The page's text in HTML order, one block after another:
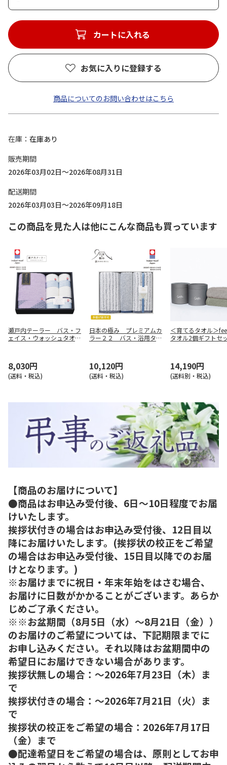
カートに入れる
お気に入りに登録する
商品についてのお問い合わせはこちら
在庫
在庫あり
販売期間
2026年03月02日～2026年08月31日
配送期間
2026年03月03日～2026年09月18日
この商品を見た人は他にこんな商品も買っています
瀬戸内テーラー バス・フ
ェイス・ウォッシュタオル
8,030円
(送料・税込)
日本の極み プレミアムカ
ラー２２ バス・浴用タオ
10,120円
(送料・税込)
＜育てるタオル＞
タオル2個ギフトセ
14,190円
(送料別・税込)
【商品のお届けについて】
●商品はお申込み受付後、6日～10日程度でお届
けいたします。
挨拶状付きの場合はお申込み受付後、12日目以
降にお届けいたします。(挨拶状の校正をご希望
の場合はお申込み受付後、15日目以降でのお届
けとなります。)
※お届けまでに祝日・年末年始をはさむ場合、
お届けに日数がかかることがございます。あらか
じめご了承ください。
※※お盆期間（8月5日（水）～8月21日（金））
のお届けのご希望については、下記期限までに
お申し込みください。それ以降はお盆期間中の
希望日にお届けできない場合があります。
挨拶状無しの場合：～2026年7月23日（木）ま
で
挨拶状付きの場合：～2026年7月21日（火）ま
で
挨拶状の校正をご希望の場合：2026年7月17日
（金）まで
●配達希望日をご希望の場合は、原則としてお申